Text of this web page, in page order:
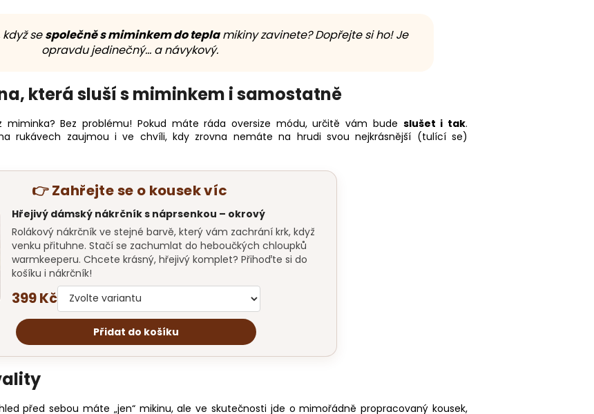
sespolečně s miminkem do teplamikiny zavinete? Dopřejte si ho! Je
opravdu jedinečný… a návykový.
která sluší s miminkem i samostatně
Bez problému! Pokud máte ráda oversize módu, určitě vám bude slušet i tak.
rukávech zaujmou i ve chvíli, kdy zrovna nemáte na hrudi svou nejkrásnější (tulící se)
👉 Zahřejte se o kousek víc
Hřejivý dámský nákrčník s náprsenkou – okrový
Rolákový nákrčník ve stejné barvě, který vám zachrání krk, když
venku přituhne. Stačí se zachumlat do heboučkých chloupků
warmkeeperu. Chcete krásný, hřejivý komplet? Přihoďte si do
košíku i nákrčník!
399 Kč
Přidat do košíku
před sebou máte „jen“ mikinu, ale ve skutečnosti jde o mimořádně propracovaný kousek,